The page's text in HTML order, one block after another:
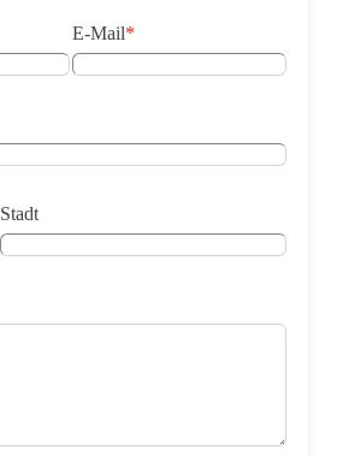
E-Mail*
Stadt